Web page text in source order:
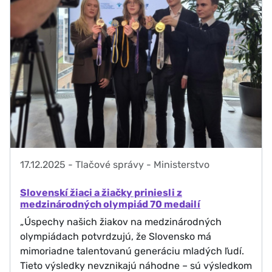
17.12.2025 - Tlačové správy - Ministerstvo
Slovenskí žiaci a žiačky priniesli z
medzinárodných olympiád 70 medailí
„Úspechy našich žiakov na medzinárodných
olympiádach potvrdzujú, že Slovensko má
mimoriadne talentovanú generáciu mladých ľudí.
Tieto výsledky nevznikajú náhodne – sú výsledkom